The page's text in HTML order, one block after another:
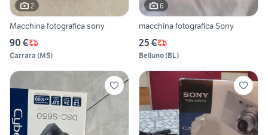
2
Macchina fotografica sony
90 €
Carrara (MS)
6
macchina fotografica Sony
25 €
Belluno(BL)